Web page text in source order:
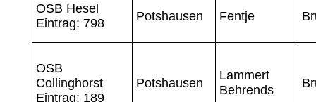
OSB Hesel
Eintrag: 798
Potshausen Fentje
OSB
Collinghorst
Eintrag: 189
Potshausen
Lammert
Behrends